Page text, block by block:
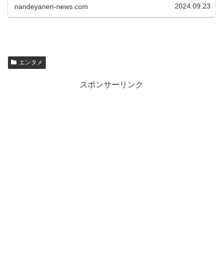
nandeyanen-news.com 2024.09.23
エンタメ
スポンサーリンク